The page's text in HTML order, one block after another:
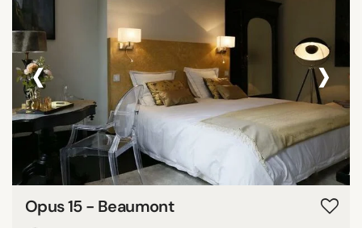
‹ ›
Opus 15 - Beaumont